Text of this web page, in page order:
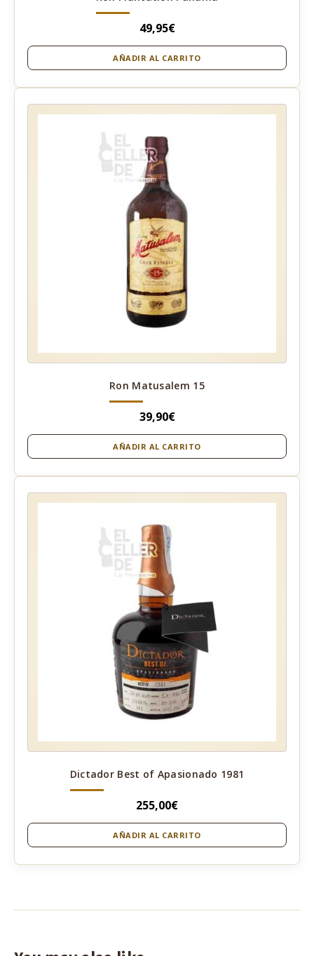
49,95€
AÑADIR AL CARRITO
Ron Matusalem 15
39,90€
AÑADIR AL CARRITO
Dictador Best of Apasionado 1981
255,00€
AÑADIR AL CARRITO